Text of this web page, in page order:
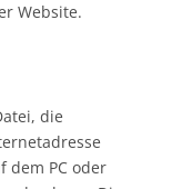
Website.
die
dem PC oder